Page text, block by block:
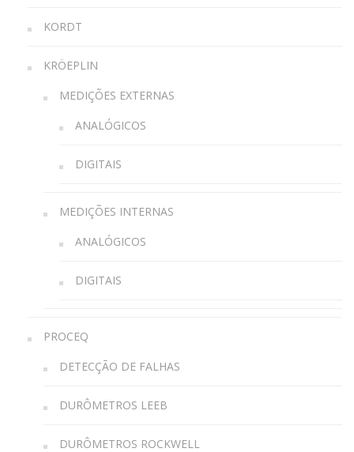
KORDT
KRÖEPLIN
MEDIÇÕES EXTERNAS
ANALÓGICOS
DIGITAIS
MEDIÇÕES INTERNAS
ANALÓGICOS
DIGITAIS
PROCEQ
DETECÇÃO DE FALHAS
DURÔMETROS LEEB
DURÔMETROS ROCKWELL